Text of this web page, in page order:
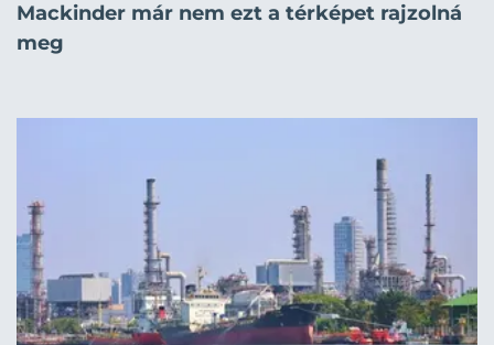
Mackinder már nem ezt a térképet rajzolná
meg